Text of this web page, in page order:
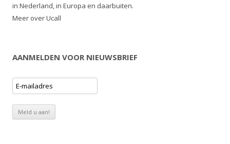
in Nederland, in Europa en daarbuiten.
Meer over Ucall
AANMELDEN VOOR NIEUWSBRIEF